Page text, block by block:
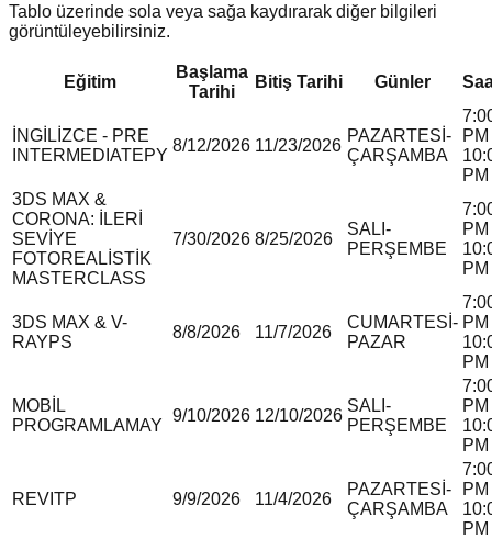
Tablo üzerinde sola veya sağa kaydırarak diğer bilgileri
görüntüleyebilirsiniz.
Eğitim
Başlama
Tarihi
Bitiş Tarihi Günler
İNGİLİZCE - PRE
INTERMEDIATEPY
8/12/2026 11/23/2026
PAZARTESİ-
ÇARŞAMBA
PM
PM
3DS MAX &
CORONA: İLERİ
SEVİYE
FOTOREALİSTİK
MASTERCLASS
7/30/2026 8/25/2026
SALI-
PERŞEMBE
PM
PM
3DS MAX & V-
RAYPS
8/8/2026 11/7/2026
CUMARTESİ-
PAZAR
PM
PM
MOBİL
PROGRAMLAMAY
9/10/2026 12/10/2026
SALI-
PERŞEMBE
PM
PM
REVITP 9/9/2026 11/4/2026
PAZARTESİ-
ÇARŞAMBA
PM
PM